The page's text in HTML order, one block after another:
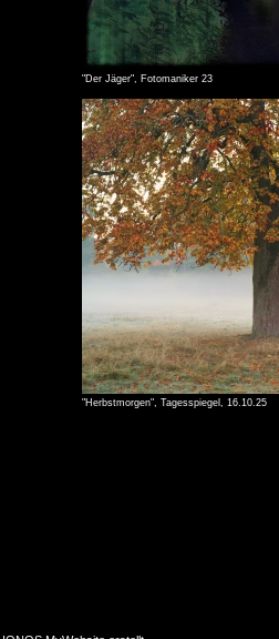
"Der Jäger", Fotomaniker 23
"Herbstmorgen", Tagesspiegel, 16.10.25